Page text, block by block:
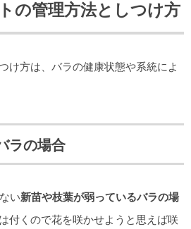
の管理方法としつけ方
け方は、バラの健康状態や系統によ
ラの場合
い新苗や枝葉が弱っているバラの場
付くので花を咲かせようと思えば咲